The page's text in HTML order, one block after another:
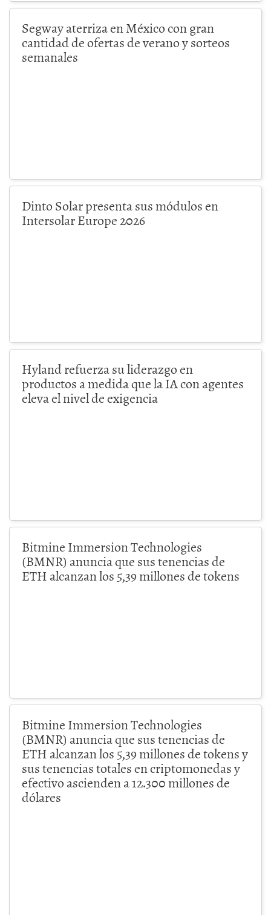
Segway aterriza en México con gran
cantidad de ofertas de verano y sorteos
semanales
Dinto Solar presenta sus módulos en
Intersolar Europe 2026
Hyland refuerza su liderazgo en
productos a medida que la IA con agentes
eleva el nivel de exigencia
Bitmine Immersion Technologies
(BMNR) anuncia que sus tenencias de
ETH alcanzan los 5,39 millones de tokens
Bitmine Immersion Technologies
(BMNR) anuncia que sus tenencias de
ETH alcanzan los 5,39 millones de tokens y
sus tenencias totales en criptomonedas y
efectivo ascienden a 12.300 millones de
dólares